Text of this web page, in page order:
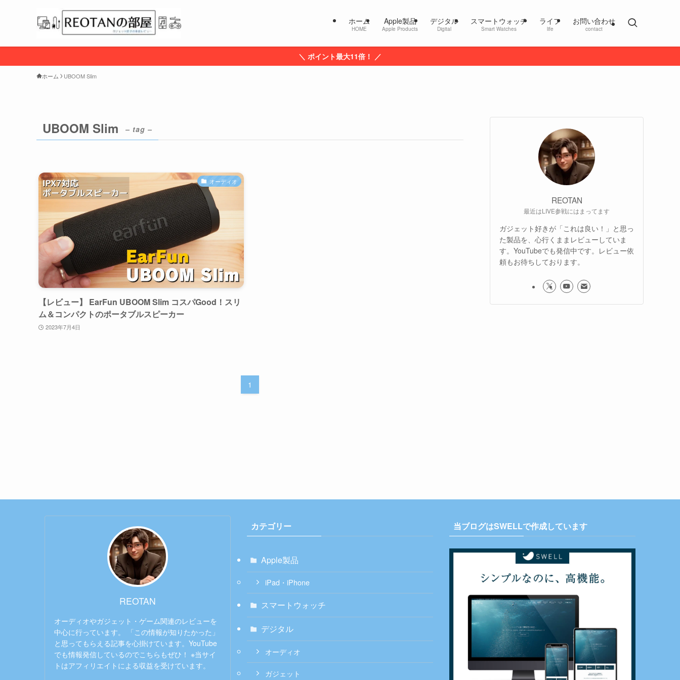
ホーム
HOME
Apple製品
Apple Products
デジタル
Digital
スマートウォッチ
Smart Watches
ライフ
life
お問い合わせ
contact
＼ ポイント最大11倍！ ／
ホーム UBOOM Slim
UBOOM Slim – tag –
オーディオ
【レビュー】 EarFun UBOOM Slim コスパGood！スリ
ム＆コンパクトのポータブルスピーカー
2023年7月4日
1
REOTAN
最近はLIVE参戦にはまってます
ガジェット好きが「これは良い！」と思っ
た製品を、心行くままレビューしていま
す。YouTubeでも発信中です。レビュー依
頼もお待ちしております。
REOTAN
オーディオやガジェット・ゲーム関連のレビューを
中心に行っています。 「この情報が知りたかった」
と思ってもらえる記事を心掛けています。YouTube
でも情報発信しているのでこちらもぜひ！ ※当サイ
トはアフィリエイトによる収益を受けています。
カテゴリー
Apple製品
iPad・iPhone
スマートウォッチ
デジタル
オーディオ
ガジェット
当ブログはSWELLで作成しています